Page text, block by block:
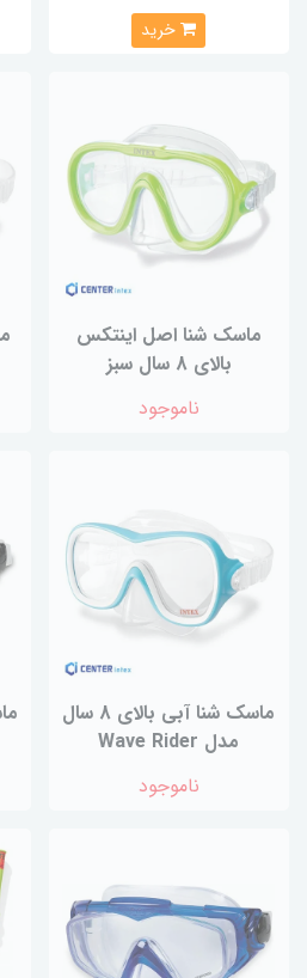
خرید
ماسک شنا اصل اینتکس
بالای 8 سال سبز
ناموجود
ماسک شنا آبی بالای 8 سال
مدل Wave Rider
ناموجود